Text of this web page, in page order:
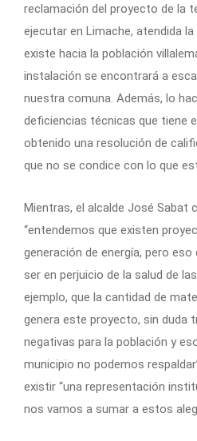
reclamación del proyecto de la
ejecutar en Limache, atendida
existe hacia la población
instalación se encontrará a
nuestra comuna. Además, lo
deficiencias técnicas que tiene
obtenido una resolución de
que no se condice con lo que
Mientras, el alcalde José Sabat
“entendemos que existen
generación de energía, pero eso
ser en perjuicio de la salud de
ejemplo, que la cantidad de
genera este proyecto, sin duda
negativas para la población y
municipio no podemos
existir “una representación
nos vamos a sumar a estos